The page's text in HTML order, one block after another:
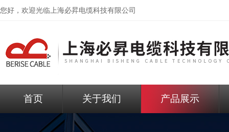
您好，欢迎光临上海必昇电缆科技有限公司
首页 关于我们 产品展示